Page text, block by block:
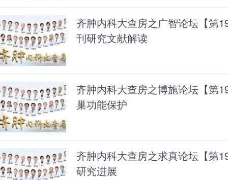
齐肿内科大查房之广智论坛【第
刊研究文献解读
齐肿内科大查房之博施论坛【第
巢功能保护
齐肿内科大查房之求真论坛【第
研究进展